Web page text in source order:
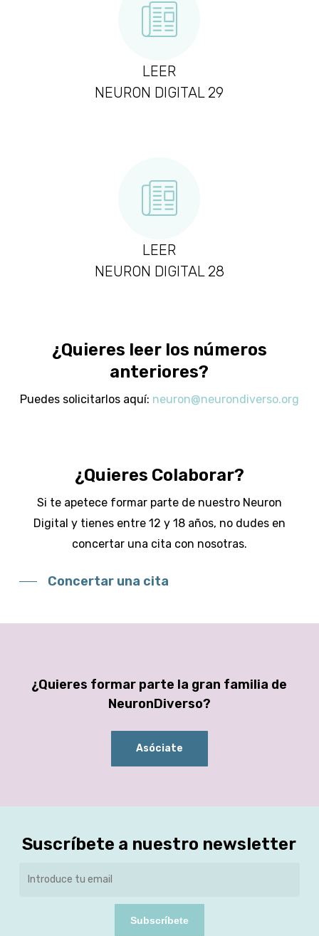
LEER
NEURON DIGITAL 29
LEER
NEURON DIGITAL 28
¿Quieres leer los números
anteriores?
Puedes solicitarlos aquí: neuron@neurondiverso.org
¿Quieres Colaborar?
Si te apetece formar parte de nuestro Neuron
Digital y tienes entre 12 y 18 años, no dudes en
concertar una cita con nosotras.
Concertar una cita
¿Quieres formar parte la gran familia de
NeuronDiverso?
Asóciate
Suscríbete a nuestro newsletter
Subscríbete